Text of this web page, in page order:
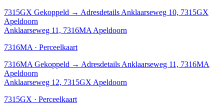
7315GX Gekoppeld → Adresdetails Anklaarseweg 10, 7315GX
Apeldoorn
Anklaarseweg 11, 7316MA Apeldoorn
7316MA · Perceelkaart
7316MA Gekoppeld → Adresdetails Anklaarseweg 11, 7316MA
Apeldoorn
Anklaarseweg 12, 7315GX Apeldoorn
7315GX · Perceelkaart